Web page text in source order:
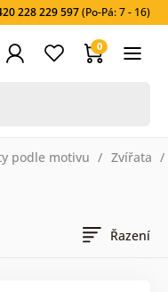
228 229 597(Po-Pá: 7 - 16)
0
podle motivu Zvířata
Řazení